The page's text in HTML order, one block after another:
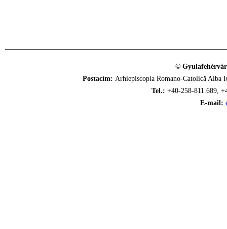
©
Postacím: Arhiepiscopia Romano-Catolică
Tel.: +40-258-811.689,
E-mail: